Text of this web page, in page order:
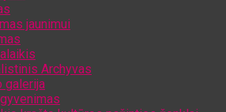
jaunimui
Archyvas
galerija